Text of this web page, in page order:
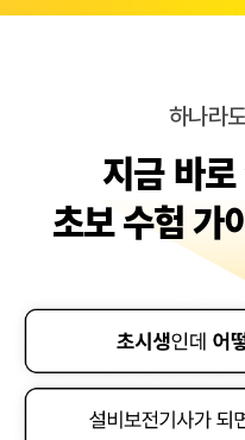
하나라
지금 바
초보 수험 가